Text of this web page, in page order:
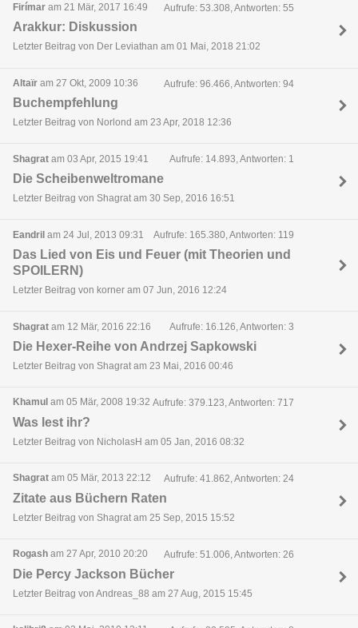
Firímar am 21 Mär, 2017 16:49 Aufrufe: 53.308, Antworten: 55
Arakkur: Diskussion
Letzter Beitrag von Der Leviathan am 01 Mai, 2018 21:02
Altaïr am 27 Okt, 2009 10:36 Aufrufe: 96.466, Antworten: 94
Buchempfehlung
Letzter Beitrag von Norlond am 23 Apr, 2018 12:36
Shagrat am 03 Apr, 2015 19:41 Aufrufe: 14.893, Antworten: 1
Die Scheibenweltromane
Letzter Beitrag von Shagrat am 30 Sep, 2016 16:51
Eandril am 24 Jul, 2013 09:31 Aufrufe: 165.380, Antworten: 119
Das Lied von Eis und Feuer (mit Theorien und
SPOILERN)
Letzter Beitrag von korner am 07 Jun, 2016 12:24
Shagrat am 12 Mär, 2016 22:16 Aufrufe: 16.126, Antworten: 3
Die Hexer-Reihe von Andrzej Sapkowski
Letzter Beitrag von Shagrat am 23 Mai, 2016 00:46
Khamul am 05 Mär, 2008 19:32 Aufrufe: 379.123, Antworten: 717
Was lest ihr?
Letzter Beitrag von NicholasH am 05 Jan, 2016 08:32
Shagrat am 05 Mär, 2013 22:12 Aufrufe: 41.862, Antworten: 24
Zitate aus Büchern Raten
Letzter Beitrag von Shagrat am 25 Sep, 2015 15:52
Rogash am 27 Apr, 2010 20:20 Aufrufe: 51.006, Antworten: 26
Die Percy Jackson Bücher
Letzter Beitrag von Andreas_88 am 27 Aug, 2015 15:45